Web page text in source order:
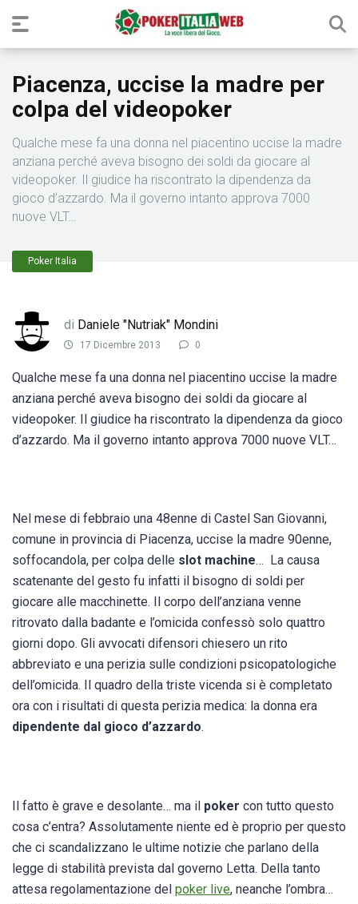
Piacenza, uccise la madre per
colpa del videopoker
Qualche mese fa una donna nel piacentino uccise la madre
anziana perché aveva bisogno dei soldi da giocare al
videopoker. Il giudice ha riscontrato la dipendenza da
gioco d’azzardo. Ma il governo intanto approva 7000
nuove VLT…
Poker Italia
di Daniele "Nutriak" Mondini
17 Dicembre 2013 0
Qualche mese fa una donna nel piacentino uccise la madre
anziana perché aveva bisogno dei soldi da giocare al
videopoker. Il giudice ha riscontrato la dipendenza da gioco
d’azzardo. Ma il governo intanto approva 7000 nuove VLT…
Nel mese di febbraio una 48enne di Castel San Giovanni,
comune in provincia di Piacenza, uccise la madre 90enne,
soffocandola, per colpa delle slot machine… La causa
scatenante del gesto fu infatti il bisogno di soldi per
giocare alle macchinette. Il corpo dell’anziana venne
ritrovato dalla badante e l’omicida confessò solo quattro
giorni dopo. Gli avvocati difensori chiesero un rito
abbreviato e una perizia sulle condizioni psicopatologiche
dell’omicida.
Il quadro della triste vicenda si è completato
ora con i risultati di questa perizia medica: la donna era
dipendente dal gioco d’azzardo.
Il fatto è grave e desolante… ma il poker con tutto questo
cosa c’entra? Assolutamente niente ed è proprio per questo
che ci scandalizzano le ultime notizie che parlano della
legge di stabilità prevista dal governo Letta. Della tanto
attesa regolamentazione del poker live, neanche l’ombra…